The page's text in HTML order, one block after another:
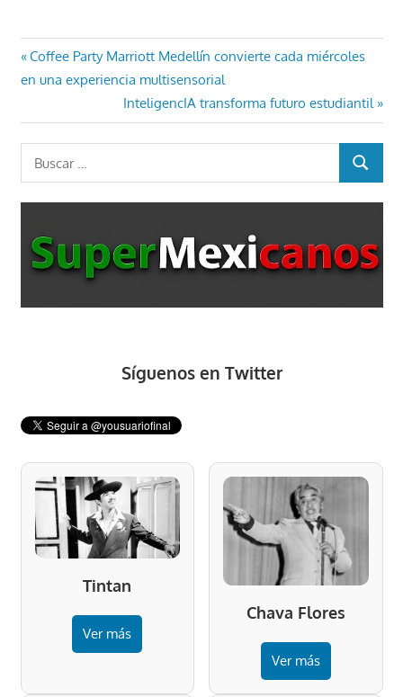
Navegación
entradas
Entrada
anterior:
Coffee Party Marriott Medellín convierte cada miércoles
en una experiencia multisensorial
Entrada
siguiente:
InteligencIA transforma futuro estudiantil
BUSCAR
Síguenos en Twitter
Tintan
Ver más
Chava Flores
Ver más